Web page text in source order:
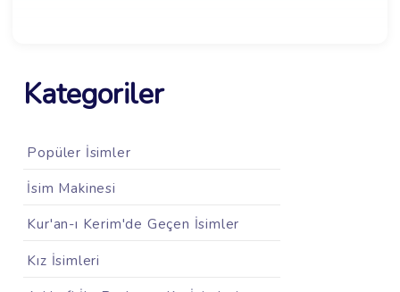
Kategoriler
Popüler İsimler
İsim Makinesi
Kur'an-ı Kerim'de Geçen İsimler
Kız İsimleri